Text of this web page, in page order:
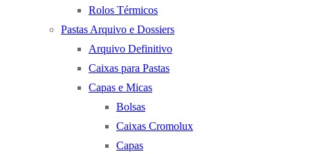
Rolos Térmicos
Pastas Arquivo e Dossiers
Arquivo Definitivo
Caixas para Pastas
Capas e Micas
Bolsas
Caixas Cromolux
Capas